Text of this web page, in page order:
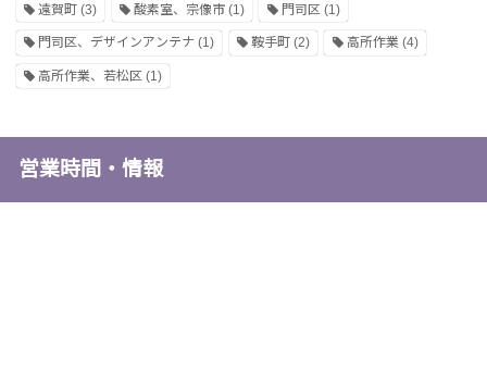
遠賀町 (3) 酸素室、宗像市(1) 門司区 (1)
門司区、デザインアンテナ (1) 鞍手町(2) 高所作業(4)
高所作業、若松区 (1)
営業時間・情報